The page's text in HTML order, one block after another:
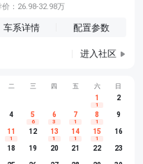
价：26.98-32.98万
车系详情 配置参数
进入社区
V680 上市
G9 预售
至境L7 预售
埃安
长城H10
深蓝S05
二 三 四 五 六 日
1
1
2
4 5
6
6
3
7
1
8
1
9
11
1
12 13
1
14
1
15
1
16
18 19 20 21 22 23